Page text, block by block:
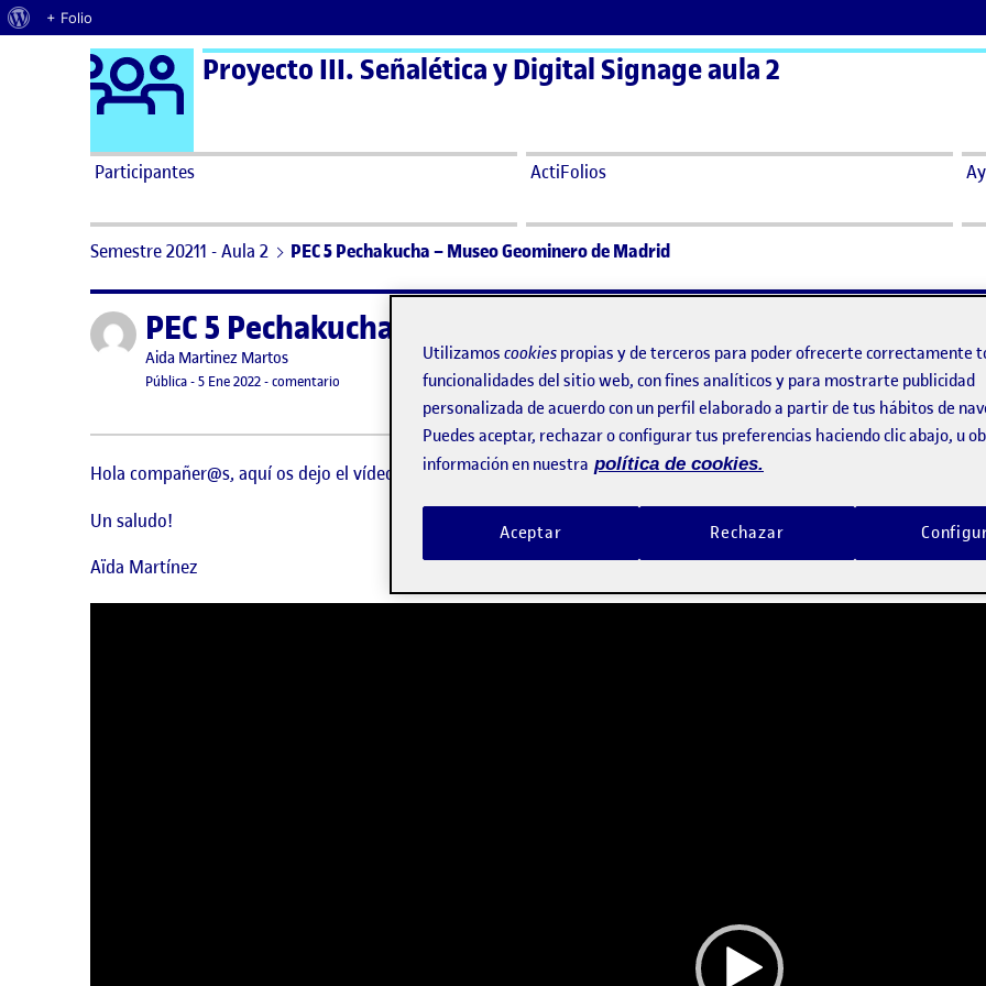
Acerca de WordPress
+ Folio
Saltar al contenido Logo Ágora
Proyecto III. Señalética y Digital Signage aula 2
Participantes ActiFolios
Semestre 20211 - Aula 2 PEC 5 Pechakucha – Museo Geominero de Madrid
Publicado porPEC 5 Pechakucha – Museo Geominero de Madrid
Publicado por
Aida Martinez Martos
Visibilidad:
Pública-Fecha de publicación
5 Ene 2022-comentario en PEC 5 Pechakucha – Museo Geominero de Madrid
Hola compañer@s, aquí os dejo el vídeo y el documento ejecutivo sobre el rediseño del sistema de señalética del
Un saludo!
Aïda Martínez
Utilizamos cookies propias y de terceros para poder ofrecerte correctamente
funcionalidades del sitio web, con fines analíticos y para mostrarte publicidad
personalizada de acuerdo con un perfil elaborado a partir de tus hábitos de
Puedes aceptar, rechazar o configurar tus preferencias haciendo clic abajo, u
información en nuestra política de cookies.
Rechazar
Aceptar